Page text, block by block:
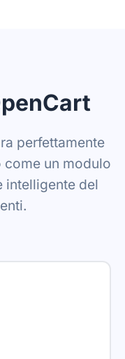
perfettamente
un modulo
intelligente del